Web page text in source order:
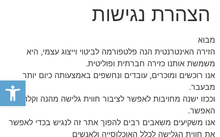
פתח
הצהרת נגישות
מבוא
הזירה האינטרנטית הנה פלטפורמה לביטוי וייצוג עצמי, היא
משמשת אותנו כזירה חברתית ופוליטית.
אנו רוכשים ומוכרים, עובדים ונחשפים באמצעותה כיום יותר
מבעבר.
וככזו ישנה מחויבות לאפשר לציבור חווית גלישה מהנה וקלה ככל
האפשר.
אנו משקיעים משאבים רבים להפוך אתר זה לנגיש בכדי לאפשר
את חווית הגלישה לכלל האוכלוסייה ולאנשים